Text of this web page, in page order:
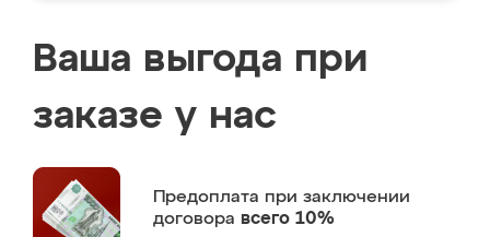
Ваша выгода при
заказе у нас
Предоплата при заключении
договора всего 10%